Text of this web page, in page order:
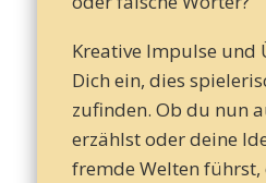
Kreative Impulse und
Dich ein, dies
zufinden. Ob du nun
erzählst oder deine
fremde Welten